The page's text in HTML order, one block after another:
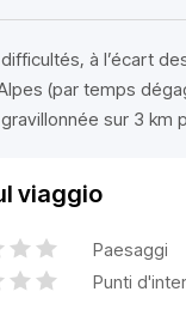
à l’écart
(par temps
sur 3 km
viaggio
Paesaggi
Punti